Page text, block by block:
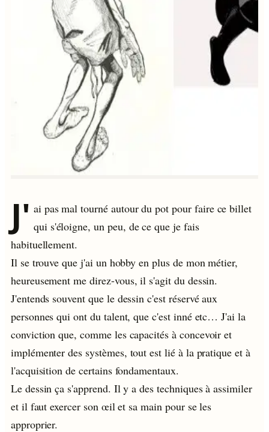
J' ai pas mal tourné autour du pot pour faire ce billet
qui s'éloigne, un peu, de ce que je fais
habituellement.
Il se trouve que j'ai un hobby en plus de mon métier,
heureusement me direz-vous, il s'agit du dessin.
J'entends souvent que le dessin c'est réservé aux
personnes qui ont du talent, que c'est inné etc… J'ai la
conviction que, comme les capacités à concevoir et
implémenter des systèmes, tout est lié à la pratique et à
l'acquisition de certains fondamentaux.
Le dessin ça s'apprend. Il y a des techniques à assimiler
et il faut exercer son œil et sa main pour se les
approprier.